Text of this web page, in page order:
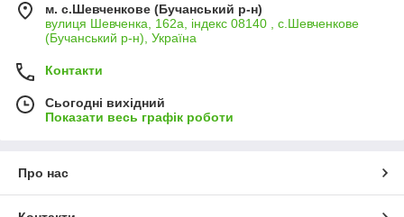
м. с.Шевченкове (Бучанський р-н)
вулиця Шевченка, 162а, індекс 08140 , с.Шевченкове
(Бучанський р-н), Україна
Контакти
Сьогодні вихідний
Показати весь графік роботи
Про нас